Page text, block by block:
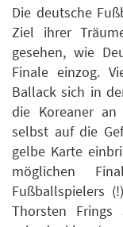
Die deutsche
Ziel ihrer
gesehen, wie
Finale einzog.
Ballack sich in
die Koreaner an
selbst auf die
gelbe Karte
möglichen
Fußballspielers
Thorsten Frings